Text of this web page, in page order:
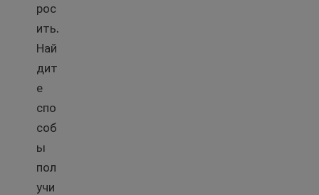
рос
ить.
Най
дит
е
спо
соб
ы
пол
учи